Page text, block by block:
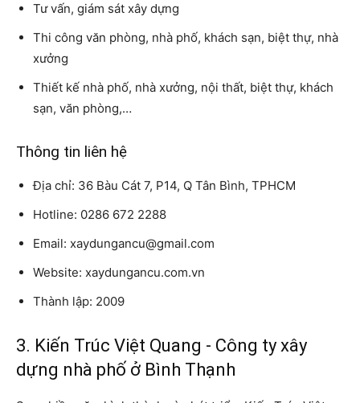
Tư vấn, giám sát xây dựng
Thi công văn phòng, nhà phố, khách sạn, biệt thự, nhà
xưởng
Thiết kế nhà phố, nhà xưởng, nội thất, biệt thự, khách
sạn, văn phòng,…
Thông tin liên hệ
Địa chỉ: 36 Bàu Cát 7, P14, Q Tân Bình, TPHCM
Hotline: 0286 672 2288
Email: xaydungancu@gmail.com
Website: xaydungancu.com.vn
Thành lập: 2009
3. Kiến Trúc Việt Quang - Công ty xây
dựng nhà phố ở Bình Thạnh